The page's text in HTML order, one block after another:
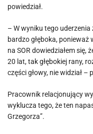
powiedział.
– W wyniku tego uderzenia
bardzo głęboka,
na SOR dowiedziałem się,
20 lat, tak głębokiej rany,
części głowy, nie widział –
Pracownik relacjonujący
wyklucza tego, że ten
Grzegorza”.